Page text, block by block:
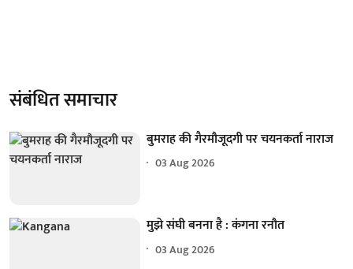
संबंधित समाचार
बुमराह की गैरमौजूदगी पर चयनकर्ता नाराज
03 Aug 2026
मुझे संघी बनना है : कंगना रनौत
03 Aug 2026